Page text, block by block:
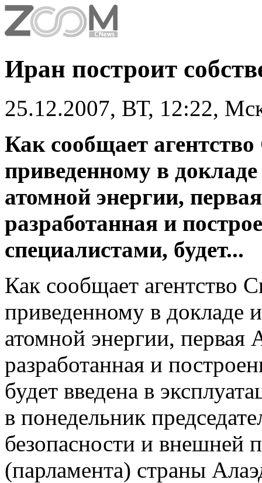
Иран построит
25.12.2007, ВТ, 12:22,
Как сообщает
приведенному в
атомной энергии,
разработанная и
специалистами, будет...
Как сообщает агентство
приведенному в докладе
атомной энергии, первая
разработанная и
будет введена в
в понедельник
безопасности и внешней
(парламента) страны